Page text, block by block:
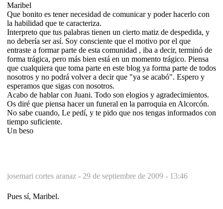
Maribel
Que bonito es tener necesidad de comunicar y poder hacerlo con
la habilidad que te caracteriza.
Interpreto que tus palabras tienen un cierto matiz de despedida, y
no debería ser así. Soy consciente que el motivo por el que
entraste a formar parte de esta comunidad , iba a decir, terminó de
forma trágica, pero más bien está en un momento trágico. Piensa
que cualquiera que toma parte en este blog ya forma parte de todos
nosotros y no podrá volver a decir que "ya se acabó". Espero y
esperamos que sigas con nosotros.
Acabo de hablar con Juani. Todo son elogios y agradecimientos.
Os diré que piensa hacer un funeral en la parroquia en Alcorcón.
No sabe cuando, Le pedí, y te pido que nos tengas informados con
tiempo suficiente.
Un beso
josemari cortes aranaz - 29 de septiembre de 2009 - 13:46
Pues sí, Maribel.